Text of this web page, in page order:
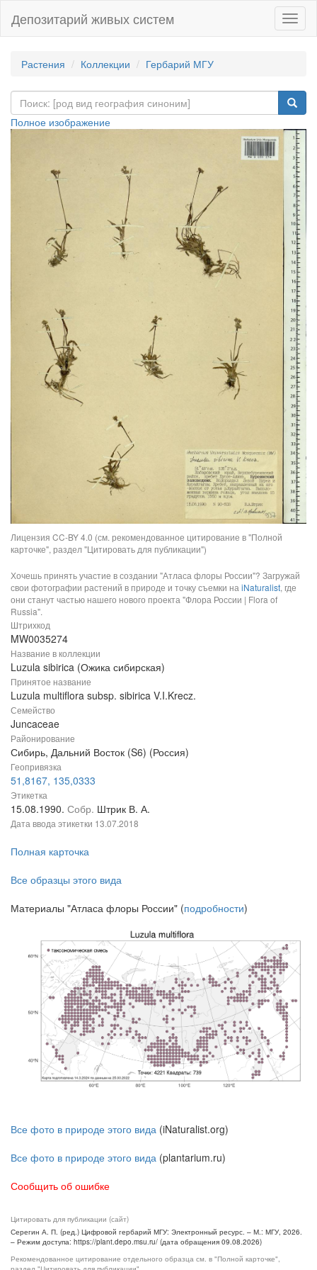
Депозитарий живых систем
Растения Коллекции Гербарий МГУ
Полное изображение
Лицензия CC-BY 4.0 (см. рекомендованное цитирование в "Полной
карточке", раздел "Цитировать для публикации")
Хочешь принять участие в создании "Атласа флоры России"? Загружай
свои фотографии растений в природе и точку съемки на iNaturalist, где
они станут частью нашего нового проекта "Флора России | Flora of
Russia".
Штрихкод
MW0035274
Название в коллекции
Luzula sibirica (Ожика сибирская)
Принятое название
Luzula multiflora subsp. sibirica V.I.Krecz.
Семейство
Juncaceae
Районирование
Сибирь, Дальний Восток (S6) (Россия)
Геопривязка
51,8167, 135,0333
Этикетка
15.08.1990. Собр. Штрик В. А.
Дата ввода этикетки 13.07.2018
Полная карточка
Все образцы этого вида
Материалы "Атласа флоры России" (подробности)
Все фото в природе этого вида (iNaturalist.org)
Все фото в природе этого вида (plantarium.ru)
Сообщить об ошибке
Цитировать для публикации (сайт)
Серегин А. П. (ред.) Цифровой гербарий МГУ: Электронный ресурс. – М.: МГУ, 2026.
– Режим доступа: https://plant.depo.msu.ru/ (дата обращения 09.08.2026)
Рекомендованное цитирование отдельного образца см. в "Полной карточке",